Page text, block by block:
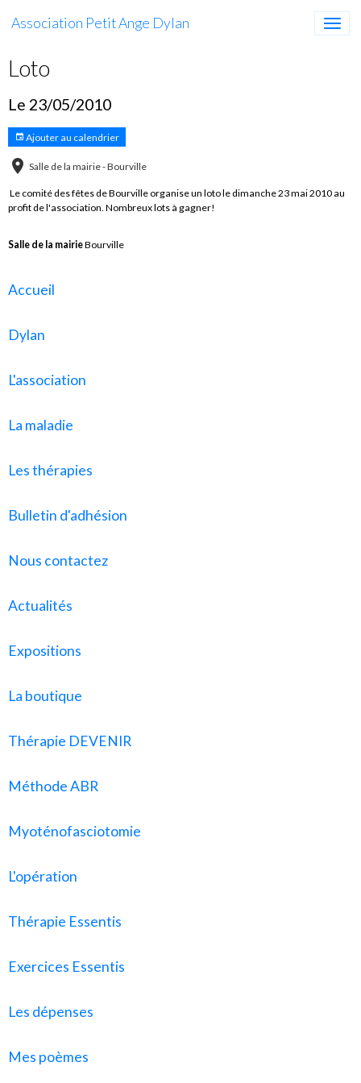
Association Petit Ange Dylan
Loto
Le 23/05/2010
Ajouter au calendrier
Salle de la mairie - Bourville
Le comité des fêtes de Bourville organise un loto le dimanche 23 mai 2010 au
profit de l'association. Nombreux lots à gagner!
Salle de la mairieBourville
Accueil
Dylan
L'association
La maladie
Les thérapies
Bulletin d'adhésion
Nous contactez
Actualités
Expositions
La boutique
Thérapie DEVENIR
Méthode ABR
Myoténofasciotomie
L'opération
Thérapie Essentis
Exercices Essentis
Les dépenses
Mes poèmes